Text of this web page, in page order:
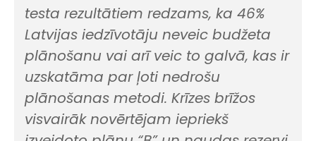
testa rezultātiem redzams, ka 46%
Latvijas iedzīvotāju neveic budžeta
plānošanu vai arī veic to galvā, kas ir
uzskatāma par ļoti nedrošu
plānošanas metodi. Krīzes brīžos
visvairāk novērtējam iepriekš